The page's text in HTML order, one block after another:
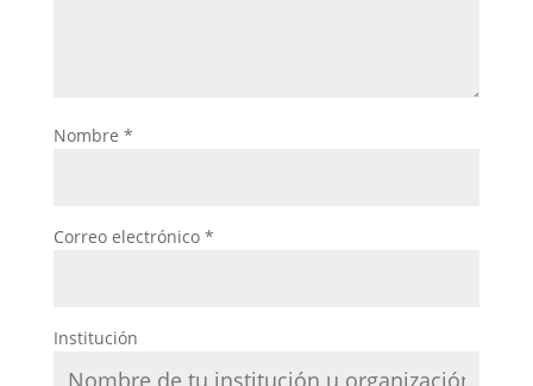
Nombre *
Correo electrónico *
Institución